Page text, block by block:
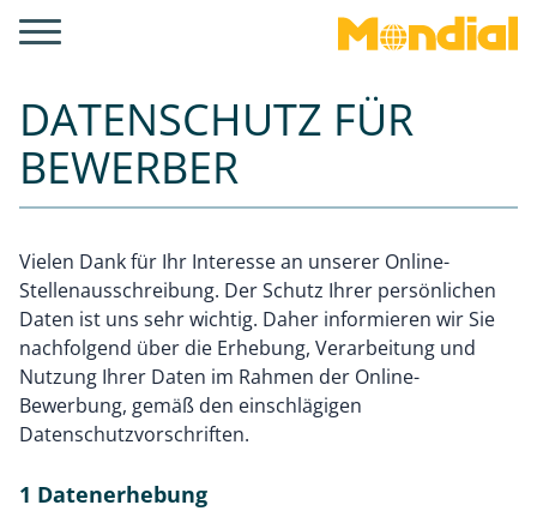
DATENSCHUTZ FÜR
BEWERBER
Vielen Dank für Ihr Interesse an unserer Online-
Stellenausschreibung. Der Schutz Ihrer persönlichen
Daten ist uns sehr wichtig. Daher informieren wir Sie
nachfolgend über die Erhebung, Verarbeitung und
Nutzung Ihrer Daten im Rahmen der Online-
Bewerbung, gemäß den einschlägigen
Datenschutzvorschriften.
1 Datenerhebung